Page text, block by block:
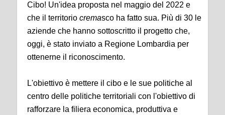
Cibo! Un'idea proposta nel maggio del 2022 e
che il territorio cremasco ha fatto sua. Più di 30 le
aziende che hanno sottoscritto il progetto che,
oggi, è stato inviato a Regione Lombardia per
ottenerne il riconoscimento.
L'obiettivo è mettere il cibo e le sue politiche al
centro delle politiche territoriali con l'obiettivo di
rafforzare la filiera economica, produttiva e